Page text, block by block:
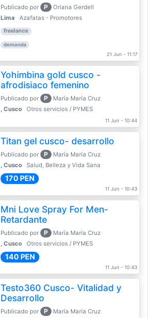
Publicado por P
Oriana Gerdell
Lima
Azafatas - Promotores
freelance
demanda
21 Jun - 11:17
Yohimbina gold cusco -
afrodisiaco femenino
Publicado por P
María María Cruz
, Cusco
Otros servicios / PYMES
11 Jun - 10:44
Titan gel cusco- desarrollo
Publicado por P
María María Cruz
, Cusco
Salud, Belleza y Vida Sana
170 PEN
11 Jun - 10:43
Mni Love Spray For Men-
Retardante
Publicado por P
María María Cruz
, Cusco
Otros servicios / PYMES
140 PEN
11 Jun - 10:43
Testo360 Cusco- Vitalidad y
Desarrollo
Publicado por P
María María Cruz